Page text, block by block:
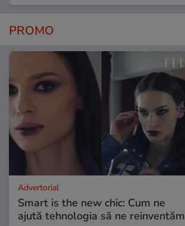
PROMO
Advertorial
Smart is the new chic: Cum ne
ajută tehnologia să ne reinventăm